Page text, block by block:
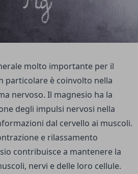
molto importante per il
particolare è coinvolto nella
nervoso. Il magnesio ha la
degli impulsi nervosi nella
dal cervello ai muscoli.
e rilassamento
contribuisce a mantenere la
nervi e delle loro cellule.